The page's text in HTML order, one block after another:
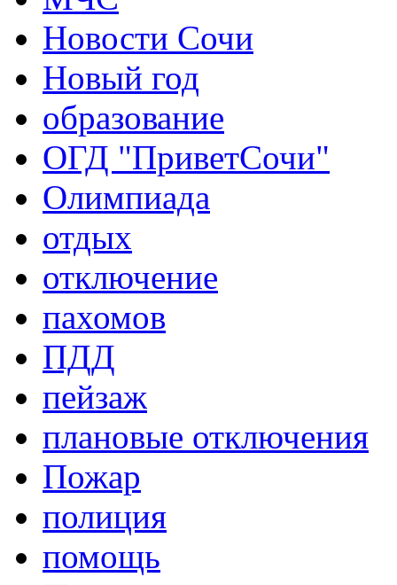
Новости Сочи
Новый год
образование
ОГД "ПриветСочи"
Олимпиада
отдых
отключение
пахомов
ПДД
пейзаж
плановые отключения
Пожар
полиция
помощь